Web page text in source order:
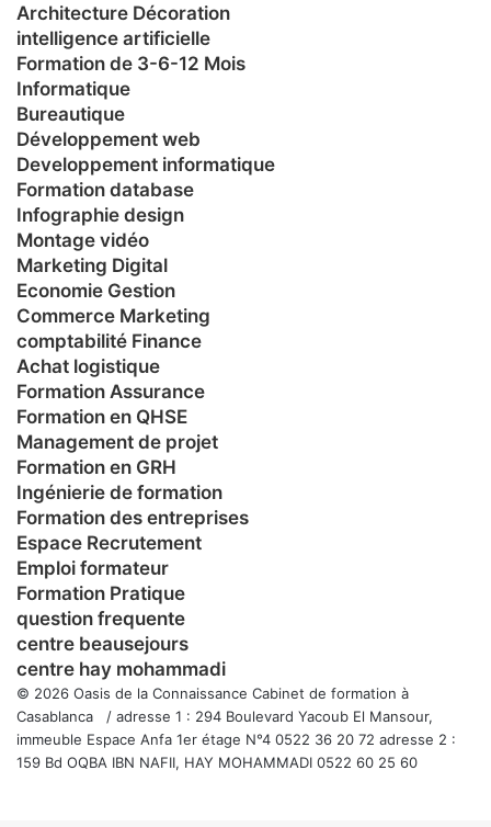
Architecture Décoration
intelligence artificielle
Formation de 3-6-12 Mois
Informatique
Bureautique
Développement web
Developpement informatique
Formation database
Infographie design
Montage vidéo
Marketing Digital
Economie Gestion
Commerce Marketing
comptabilité Finance
Achat logistique
Formation Assurance
Formation en QHSE
Management de projet
Formation en GRH
Ingénierie de formation
Formation des entreprises
Espace Recrutement
Emploi formateur
Formation Pratique
question frequente
centre beausejours
centre hay mohammadi
© 2026 Oasis de la Connaissance Cabinet de formation à
Casablanca / adresse 1 : 294 Boulevard Yacoub El Mansour,
immeuble Espace Anfa 1er étage N°4 0522 36 20 72 adresse 2 :
159 Bd OQBA IBN NAFII, HAY MOHAMMADI 0522 60 25 60